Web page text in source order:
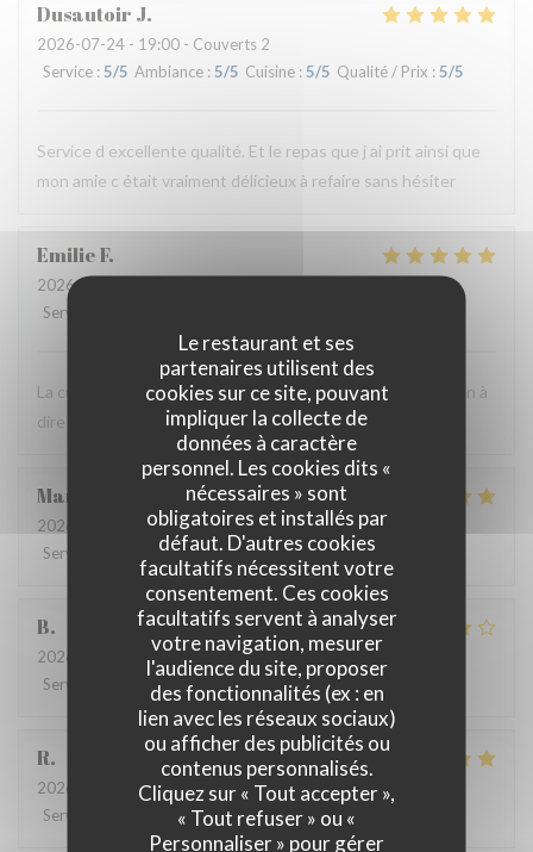
Le restaurant et ses
partenaires utilisent des
cookies sur ce site, pouvant
impliquer la collecte de
données à caractère
personnel. Les cookies dits «
nécessaires » sont
obligatoires et installés par
défaut. D'autres cookies
facultatifs nécessitent votre
consentement. Ces cookies
facultatifs servent à analyser
votre navigation, mesurer
l'audience du site, proposer
des fonctionnalités (ex : en
lien avec les réseaux sociaux)
ou afficher des publicités ou
contenus personnalisés.
Cliquez sur « Tout accepter »,
« Tout refuser » ou «
Personnaliser » pour gérer
Dusautoir J
2026-07-24 - 19:00 - Couverts 2
Service : 5/5 Ambiance : 5/5 Cuisine : 5/5 Qualité / Prix :5/5
Service d excellente qualité. Et le repas que j ai prit ainsi que
mon amie c était vraiment délicieux à refaire sans hésiter
EmilieF
2026-07-24
Service
La cuisine est très bonne et le personnel est agréable. Rien à
dire ! C'est toujours un bon moment.
Marie
2026-07-21
- 19:30 - Couverts 2
Service
Ambiance: 5 /5 Cuisine: 5/5 Qualité / Prix
B
2026-07-08
- 20:00 - Couverts 4
Service
Ambiance /5 Cuisine: 4 /5 Qualité / Prix
R
2026-06-17
- 13:00 - Couverts 3
Service
Ambiance: 4/5 Cuisine: 5 /5 Qualité / Prix